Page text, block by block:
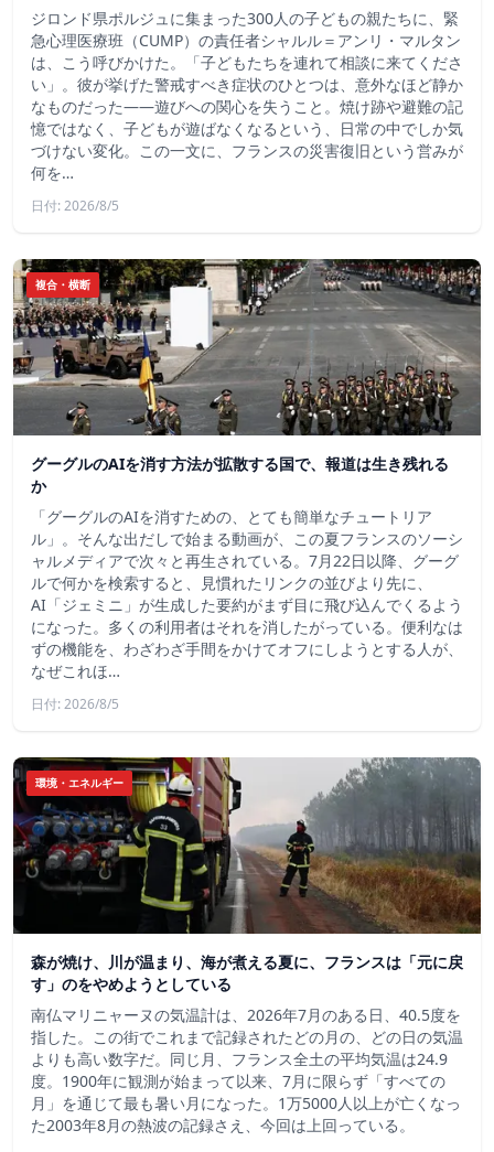
ジロンド県ポルジュに集まった300人の子どもの親たちに、緊
急心理医療班（CUMP）の責任者シャルル＝アンリ・マルタン
は、こう呼びかけた。「子どもたちを連れて相談に来てくださ
い」。彼が挙げた警戒すべき症状のひとつは、意外なほど静か
なものだった――遊びへの関心を失うこと。焼け跡や避難の記
憶ではなく、子どもが遊ばなくなるという、日常の中でしか気
づけない変化。この一文に、フランスの災害復旧という営みが
何を…
日付: 2026/8/5
複合・横断
グーグルのAIを消す方法が拡散する国で、報道は生き残れる
か
「グーグルのAIを消すための、とても簡単なチュートリア
ル」。そんな出だしで始まる動画が、この夏フランスのソーシ
ャルメディアで次々と再生されている。7月22日以降、グーグ
ルで何かを検索すると、見慣れたリンクの並びより先に、
AI「ジェミニ」が生成した要約がまず目に飛び込んでくるよう
になった。多くの利用者はそれを消したがっている。便利なは
ずの機能を、わざわざ手間をかけてオフにしようとする人が、
なぜこれほ…
日付: 2026/8/5
環境・エネルギー
森が焼け、川が温まり、海が煮える夏に、フランスは「元に戻
す」のをやめようとしている
南仏マリニャーヌの気温計は、2026年7月のある日、40.5度を
指した。この街でこれまで記録されたどの月の、どの日の気温
よりも高い数字だ。同じ月、フランス全土の平均気温は24.9
度。1900年に観測が始まって以来、7月に限らず「すべての
月」を通じて最も暑い月になった。1万5000人以上が亡くなっ
た2003年8月の熱波の記録さえ、今回は上回っている。